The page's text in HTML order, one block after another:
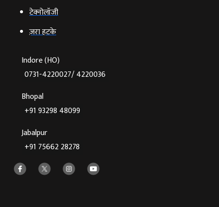
टेक्‍नोलॉजी
ज़रा हटके
Indore (HO)
0731-4220027/ 4220036
Bhopal
+91 93298 48099
Jabalpur
+91 75662 28278